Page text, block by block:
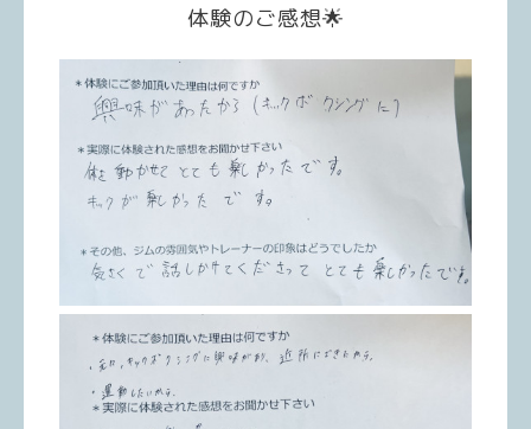
体験のご感想🌟